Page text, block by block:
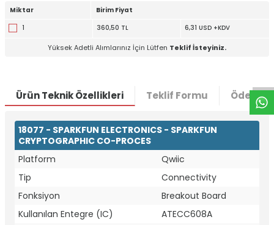
Miktar
Birim Fiyat
1
360,50 TL 6,31 USD +KDV
Yüksek Adetli Alımlarınız İçin Lütfen Teklif İsteyiniz.
Ürün Teknik Özellikleri Teklif Formu Ödeme
18077 - SPARKFUN ELECTRONICS - SPARKFUN
CRYPTOGRAPHIC CO-PROCES
Platform
Qwiic
Tip
Connectivity
Fonksiyon
Breakout Board
Kullanılan Entegre (IC)
ATECC608A